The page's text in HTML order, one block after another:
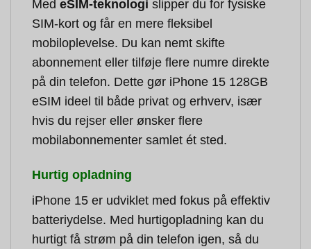
Med eSIM-teknologi slipper du for fysiske
SIM-kort og får en mere fleksibel
mobiloplevelse. Du kan nemt skifte
abonnement eller tilføje flere numre direkte
på din telefon. Dette gør iPhone 15 128GB
eSIM ideel til både privat og erhverv, især
hvis du rejser eller ønsker flere
mobilabonnementer samlet ét sted.
Hurtig opladning
iPhone 15 er udviklet med fokus på effektiv
batteriydelse. Med hurtigopladning kan du
hurtigt få strøm på din telefon igen, så du